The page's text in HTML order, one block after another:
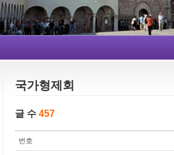
국가형제회
글 수 457
번호